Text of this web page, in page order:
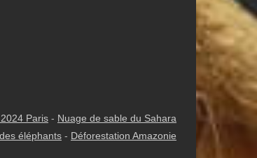
Paris - Nuage de sable du Sahara
éléphants - Déforestation Amazonie